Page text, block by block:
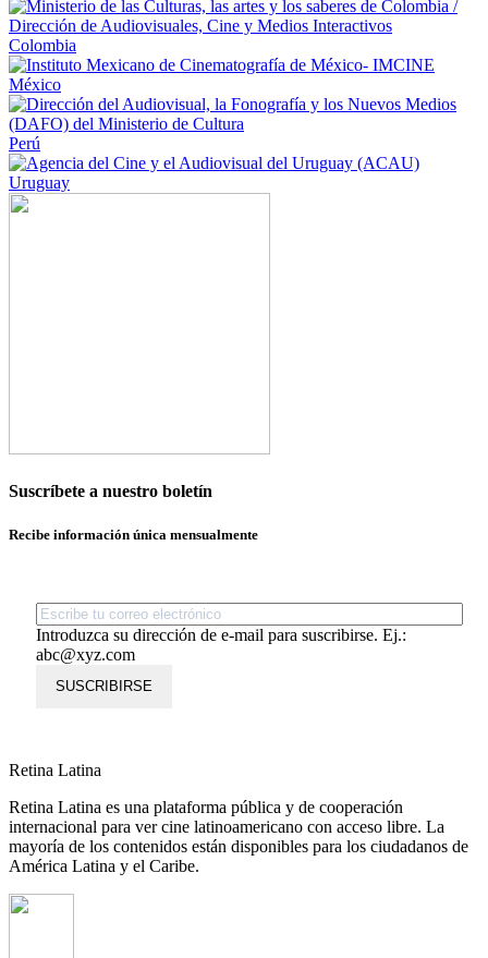
Colombia
México
Perú
Uruguay
Suscríbete a nuestro boletín
Recibe información única mensualmente
Introduzca su dirección de e-mail para suscribirse. Ej.:
abc@xyz.com
SUSCRIBIRSE
Retina Latina
Retina Latina es una plataforma pública y de cooperación
internacional para ver cine latinoamericano con acceso libre. La
mayoría de los contenidos están disponibles para los ciudadanos de
América Latina y el Caribe.